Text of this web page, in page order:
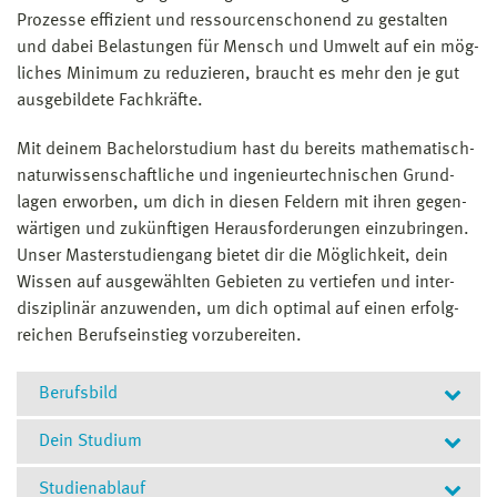
Prozesse effizient und ressourcen­schonend zu gestalten
und dabei Belastungen für Mensch und Umwelt auf ein mög­
lich­es Minimum zu reduzieren, braucht es mehr den je gut
aus­ge­bildete Fach­kräfte.
Mit deinem Bachelorstudium hast du bereits mathematisch-
naturwissenschaftliche und ingenieurtechnischen Grund­
lagen erworben, um dich in diesen Feldern mit ihren gegen­
wärtigen und zukünftigen Herausforderungen ein­zubringen.
Unser Masterstudiengang bietet dir die Mög­lichkeit, dein
Wissen auf ausgewählten Gebieten zu vertiefen und inter­
disziplinär anzuwenden, um dich optimal auf einen erfolg­
reichen Berufseinstieg vor­zubereiten.
Berufsbild
Dein Studium
Studienablauf